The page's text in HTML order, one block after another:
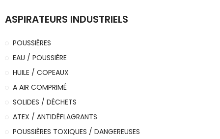
ASPIRATEURS INDUSTRIELS
POUSSIÈRES
EAU / POUSSIÈRE
HUILE / COPEAUX
A AIR COMPRIMÉ
SOLIDES / DÉCHETS
ATEX / ANTIDÉFLAGRANTS
POUSSIÈRES TOXIQUES / DANGEREUSES